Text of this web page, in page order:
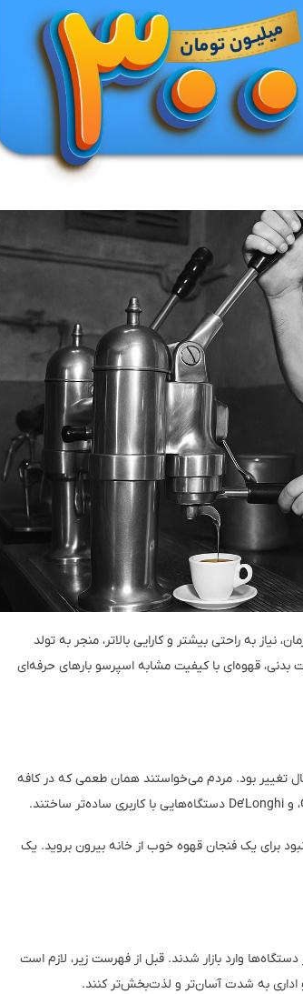
نیاز به راحتی بیشتر و کارایی بالاتر، منجر به تولد
بدنی، قهوه‌ای با کیفیت مشابه اسپرسو بارهای حرفه‌ای
حال تغییر بود. مردم می‌خواستند همان طعمی که در کافه
برای یک فنجان قهوه خوب از خانه بیرون بروید. یک
از دستگاه‌ها وارد بازار شدند. قبل از فهرست زیر، لازم است
و اداری به شدت آسان‌تر و لذت‌بخش‌تر کنند.